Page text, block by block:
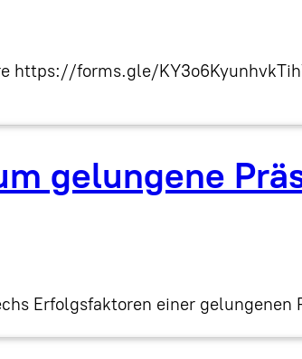
https://forms.gle/
gelungene
Erfolgsfaktoren einer